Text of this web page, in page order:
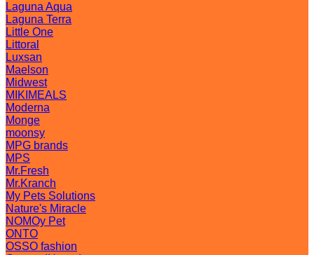
Laguna Aqua
Laguna Terra
Little One
Littoral
Luxsan
Maelson
Midwest
MIKIMEALS
Moderna
Monge
moonsy
MPG brands
MPS
Mr.Fresh
Mr.Kranch
My Pets Solutions
Nature's Miracle
NOMOy Pet
ONTO
OSSO fashion